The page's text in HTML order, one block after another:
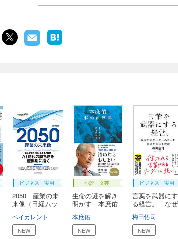
ビジネス・実用
2050 産業の未
来像（日経ムッ
ベイカレント
NEW
小説・文芸
生命の謎を解き
明かす 本庶佑
本庶佑
NEW
ビジネス・実用
言葉を武器にす
る経営。 なぜ
梅田悟司
NEW